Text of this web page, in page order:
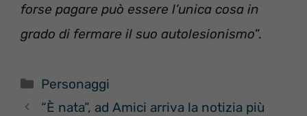
forse pagare può essere l’unica cosa in
grado di fermare il suo autolesionismo”.
Categorie
Personaggi
“È nata”, ad Amici arriva la notizia più